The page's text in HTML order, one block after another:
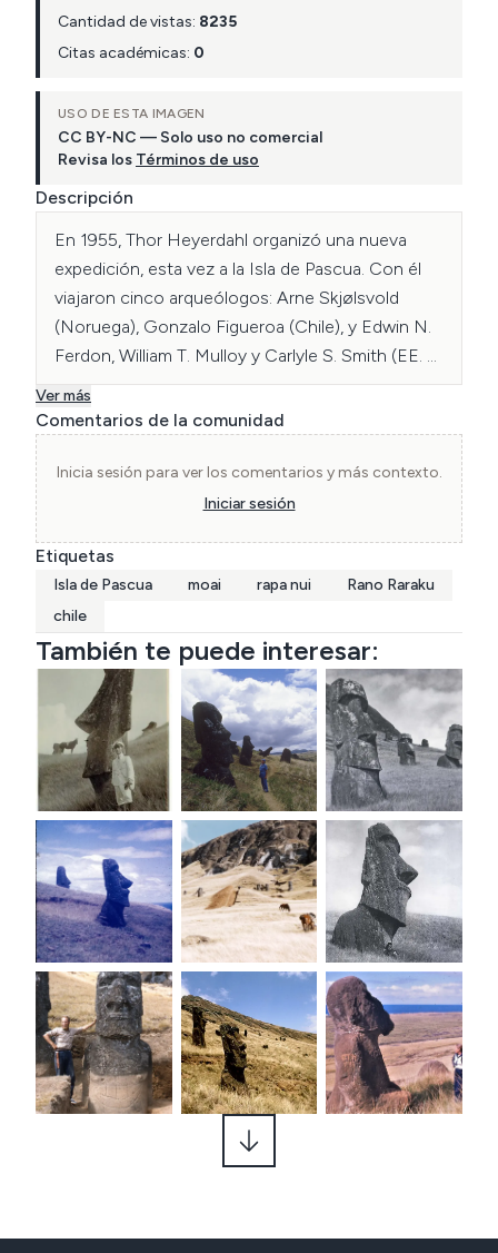
Cantidad de vistas: 8235
Citas académicas: 0
USO DE ESTA IMAGEN
CC BY-NC — Solo uso no comercial
Revisa los Términos de uso
Descripción
En 1955, Thor Heyerdahl organizó una nueva
expedición, esta vez a la Isla de Pascua. Con él
viajaron cinco arqueó­logos: Arne Skjølsvold
(Noruega), Gonzalo Figueroa (Chile), y Edwin N.
Ferdon, William T. Mulloy y Carlyle S. Smith (EE.
UU.).
En la Isla de Pascua existen alrededor de la línea
de costa y a campo abierto, estatuas colosales
de piedra (llamadas «moai» en el idioma local).
Durante mucho tiempo, se mantuvo la creencia
de que las estatuas en la cantera de Rano Raraku
eran solo cabezas.
Las excavaciones realizadas por Heyerdahl y su
equipo de investigación revelaron que las
cabezas no eran más que la punta del iceberg, ya
que debajo de las mismas fueron encontrados
colosos de gran altura en forma de enormes
torsos.
Los miembros de la expedición tuvieron también
acceso a algunas cuevas de la isla. Allí
encontraron colecciones de pequeñas
esculturas antiguas, las cuales de acuerdo a los
residentes nativos se almacenaban como
reliquias sagradas. Hasta entonces, esas
esculturas eran desconocidas fuera de la Isla de
Pascua. Heyerdahl compró cientos de aquellos
objetos.
n 1957, Heyerdahl publicó un libro sobre esta
Ver más
Comentarios de la comunidad
Inicia sesión para ver los comentarios y más contexto.
Iniciar sesión
Etiquetas
Isla de Pascua moai rapa nui
Rano Raraku
chile
También te puede interesar: